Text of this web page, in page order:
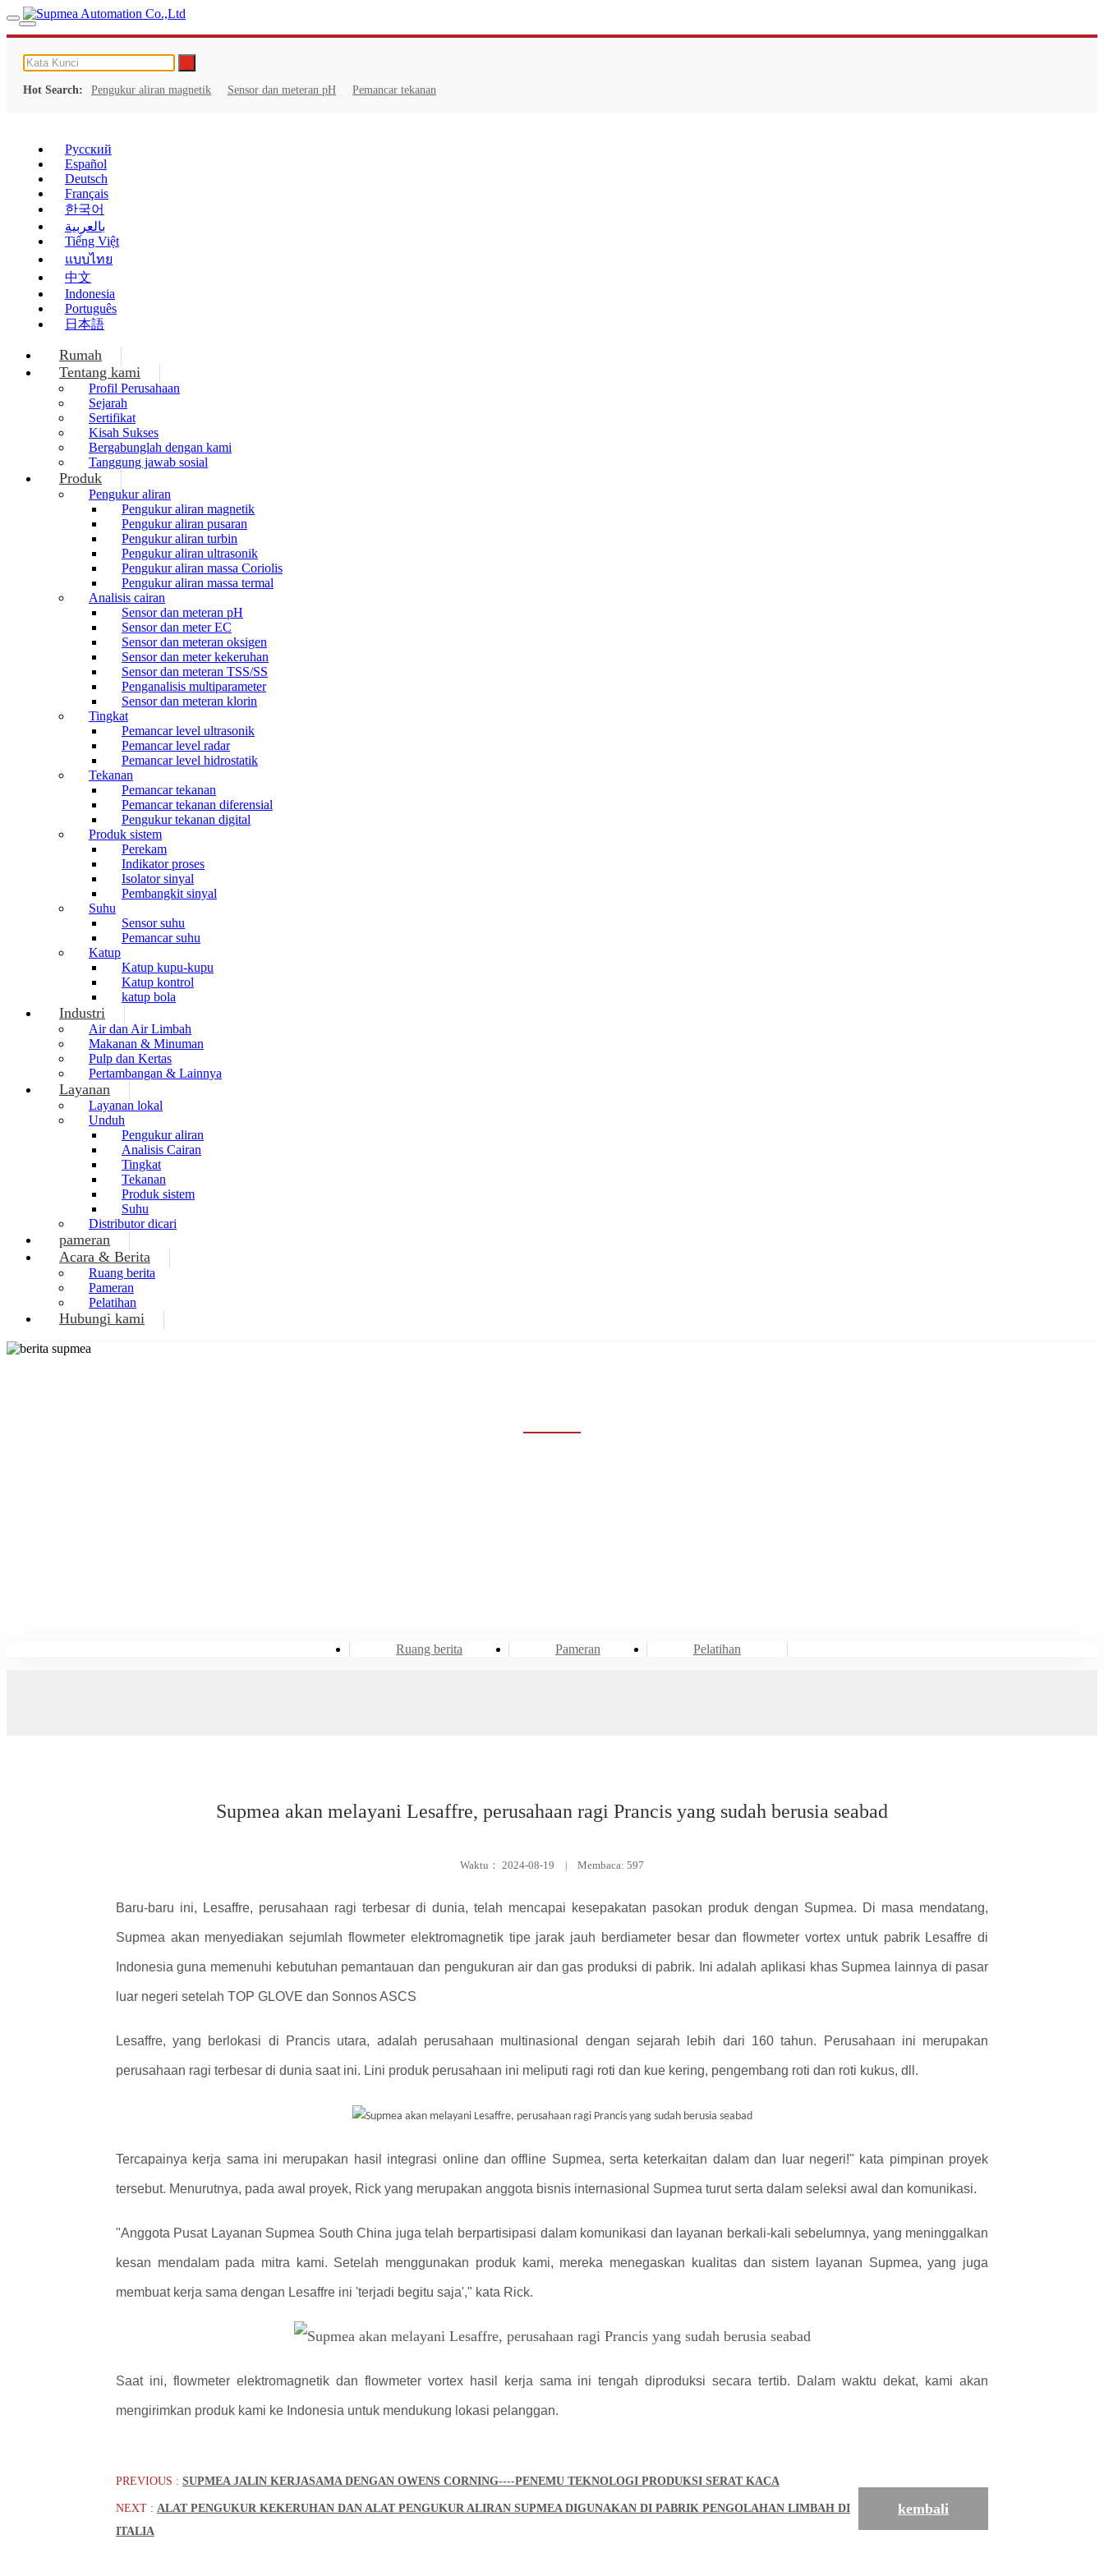
Hot Search: Pengukur aliran magnetik Sensor dan meteran pH Pemancar tekanan
Русский
Español
Deutsch
Français
한국어
بالعربية
Tiếng Việt
แบบไทย
中文
Indonesia
Português
日本語
Rumah
Tentang kami
Profil Perusahaan
Sejarah
Sertifikat
Kisah Sukses
Bergabunglah dengan kami
Tanggung jawab sosial
Produk
Pengukur aliran
Pengukur aliran magnetik
Pengukur aliran pusaran
Pengukur aliran turbin
Pengukur aliran ultrasonik
Pengukur aliran massa Coriolis
Pengukur aliran massa termal
Analisis cairan
Sensor dan meteran pH
Sensor dan meter EC
Sensor dan meteran oksigen
Sensor dan meter kekeruhan
Sensor dan meteran TSS/SS
Penganalisis multiparameter
Sensor dan meteran klorin
Tingkat
Pemancar level ultrasonik
Pemancar level radar
Pemancar level hidrostatik
Tekanan
Pemancar tekanan
Pemancar tekanan diferensial
Pengukur tekanan digital
Produk sistem
Perekam
Indikator proses
Isolator sinyal
Pembangkit sinyal
Suhu
Sensor suhu
Pemancar suhu
Katup
Katup kupu-kupu
Katup kontrol
katup bola
Industri
Air dan Air Limbah
Makanan & Minuman
Pulp dan Kertas
Pertambangan & Lainnya
Layanan
Layanan lokal
Unduh
Pengukur aliran
Analisis Cairan
Tingkat
Tekanan
Produk sistem
Suhu
Distributor dicari
pameran
Acara & Berita
Ruang berita
Pameran
Pelatihan
Hubungi kami
Ruang berita Pameran Pelatihan
Supmea akan melayani Lesaffre, perusahaan ragi Prancis yang sudah berusia seabad
Waktu： 2024-08-19 Membaca: 597
Baru-baru ini, Lesaffre, perusahaan ragi terbesar di dunia, telah mencapai kesepakatan pasokan produk dengan Supmea. Di masa mendatang,
Supmea akan menyediakan sejumlah flowmeter elektromagnetik tipe jarak jauh berdiameter besar dan flowmeter vortex untuk pabrik Lesaffre di
Indonesia guna memenuhi kebutuhan pemantauan dan pengukuran air dan gas produksi di pabrik. Ini adalah aplikasi khas Supmea lainnya di pasar
luar negeri setelah TOP GLOVE dan Sonnos ASCS
Lesaffre, yang berlokasi di Prancis utara, adalah perusahaan multinasional dengan sejarah lebih dari 160 tahun. Perusahaan ini merupakan
perusahaan ragi terbesar di dunia saat ini. Lini produk perusahaan ini meliputi ragi roti dan kue kering, pengembang roti dan roti kukus, dll.
Tercapainya kerja sama ini merupakan hasil integrasi online dan offline Supmea, serta keterkaitan dalam dan luar negeri!" kata pimpinan proyek
tersebut. Menurutnya, pada awal proyek, Rick yang merupakan anggota bisnis internasional Supmea turut serta dalam seleksi awal dan komunikasi.
"Anggota Pusat Layanan Supmea South China juga telah berpartisipasi dalam komunikasi dan layanan berkali-kali sebelumnya, yang meninggalkan
kesan mendalam pada mitra kami. Setelah menggunakan produk kami, mereka menegaskan kualitas dan sistem layanan Supmea, yang juga
membuat kerja sama dengan Lesaffre ini 'terjadi begitu saja'," kata Rick.
Saat ini, flowmeter elektromagnetik dan flowmeter vortex hasil kerja sama ini tengah diproduksi secara tertib. Dalam waktu dekat, kami akan
mengirimkan produk kami ke Indonesia untuk mendukung lokasi pelanggan.
PREVIOUS : SUPMEA JALIN KERJASAMA DENGAN OWENS CORNING----PENEMU TEKNOLOGI PRODUKSI SERAT KACA
NEXT : ALAT PENGUKUR KEKERUHAN DAN ALAT PENGUKUR ALIRAN SUPMEA DIGUNAKAN DI PABRIK PENGOLAHAN LIMBAH DI
ITALIA
kembali